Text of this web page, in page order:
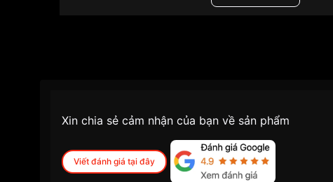
Xin chia sẻ cảm nhận của bạn về sản phẩm
Viết đánh giá tại đây